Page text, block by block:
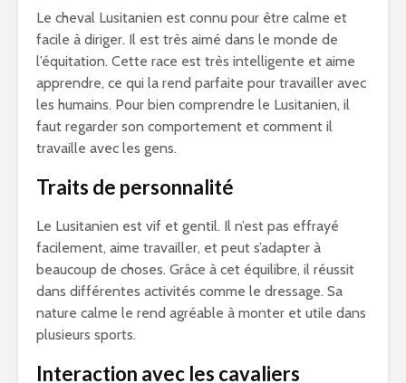
Le cheval Lusitanien est connu pour être calme et
facile à diriger. Il est très aimé dans le monde de
l’équitation. Cette race est très intelligente et aime
apprendre, ce qui la rend parfaite pour travailler avec
les humains. Pour bien comprendre le Lusitanien, il
faut regarder son comportement et comment il
travaille avec les gens.
Traits de personnalité
Le Lusitanien est vif et gentil. Il n’est pas effrayé
facilement, aime travailler, et peut s’adapter à
beaucoup de choses. Grâce à cet équilibre, il réussit
dans différentes activités comme le dressage. Sa
nature calme le rend agréable à monter et utile dans
plusieurs sports.
Interaction avec les cavaliers